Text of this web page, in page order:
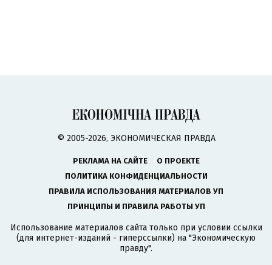
© 2005-2026, ЭКОНОМИЧЕСКАЯ ПРАВДА
РЕКЛАМА НА САЙТЕ
О ПРОЕКТЕ
ПОЛИТИКА КОНФИДЕНЦИАЛЬНОСТИ
ПРАВИЛА ИСПОЛЬЗОВАНИЯ МАТЕРИАЛОВ УП
ПРИНЦИПЫ И ПРАВИЛА РАБОТЫ УП
Использование материалов сайта только при условии ссылки
(для интернет-изданий - гиперссылки) на "Экономическую
правду".